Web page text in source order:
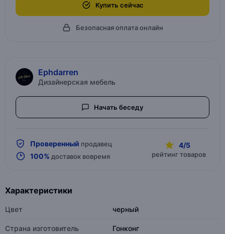
Купить сейчас
Безопасная оплата онлайн
Ephdarren
Дизайнерская мебель
Начать беседу
Проверенный продавец
100% доставок вовремя
4/5
рейтинг товаров
Характеристики
Цвет черный
Страна изготовитель Гонконг